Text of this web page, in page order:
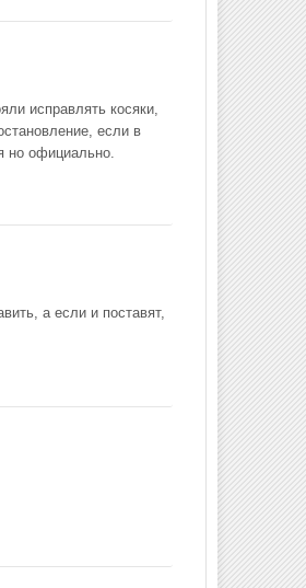
исправлять косяки,
если в
но официально.
а если и поставят,